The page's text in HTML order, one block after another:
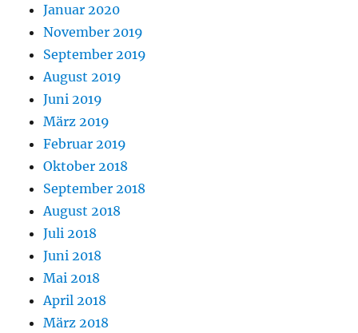
Januar 2020
November 2019
September 2019
August 2019
Juni 2019
März 2019
Februar 2019
Oktober 2018
September 2018
August 2018
Juli 2018
Juni 2018
Mai 2018
April 2018
März 2018